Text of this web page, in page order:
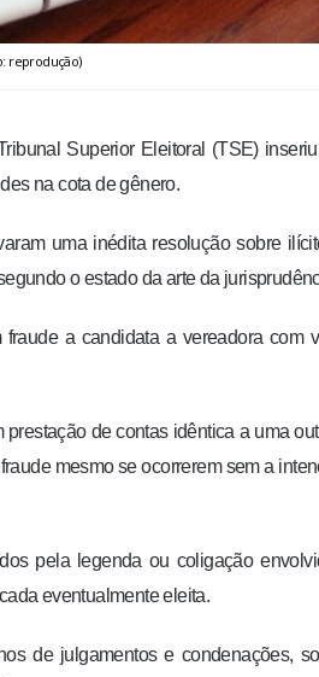
reprodução)
Superior Eleitoral (TSE)
na cota de gênero.
uma inédita resolução sobre
o estado da arte da
a candidata a vereadora com
de contas idêntica a uma
mesmo se ocorrerem sem a
pela legenda ou coligação
eventualmente eleita.
de julgamentos e condenações,